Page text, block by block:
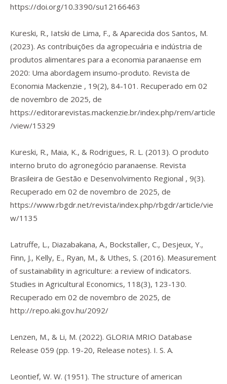
https://doi.org/10.3390/su12166463
Kureski, R., Iatski de Lima, F., & Aparecida dos Santos, M.
(2023). As contribuições da agropecuária e indústria de
produtos alimentares para a economia paranaense em
2020: Uma abordagem insumo-produto. Revista de
Economia Mackenzie , 19(2), 84-101. Recuperado em 02
de novembro de 2025, de
https://editorarevistas.mackenzie.br/index.php/rem/article
/view/15329
Kureski, R., Maia, K., & Rodrigues, R. L. (2013). O produto
interno bruto do agronegócio paranaense. Revista
Brasileira de Gestão e Desenvolvimento Regional , 9(3).
Recuperado em 02 de novembro de 2025, de
https://www.rbgdr.net/revista/index.php/rbgdr/article/vie
w/1135
Latruffe, L., Diazabakana, A., Bockstaller, C., Desjeux, Y.,
Finn, J., Kelly, E., Ryan, M., & Uthes, S. (2016). Measurement
of sustainability in agriculture: a review of indicators.
Studies in Agricultural Economics, 118(3), 123-130.
Recuperado em 02 de novembro de 2025, de
http://repo.aki.gov.hu/2092/
Lenzen, M., & Li, M. (2022). GLORIA MRIO Database
Release 059 (pp. 19-20, Release notes). I. S. A.
Leontief, W. W. (1951). The structure of american